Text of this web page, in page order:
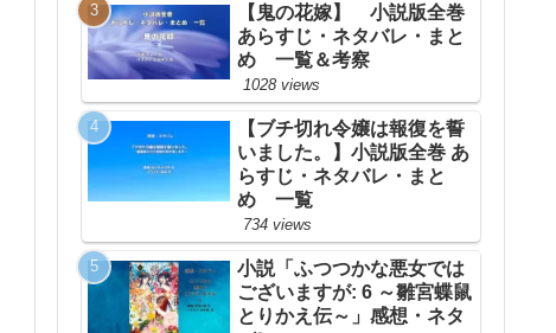
【鬼の花嫁】 小説版全巻
あらすじ・ネタバレ・まと
め 一覧＆考察
1028 views
【ブチ切れ令嬢は報復を誓
いました。】小説版全巻 あ
らすじ・ネタバレ・まと
め 一覧
734 views
小説「ふつつかな悪女では
ございますが: 6 ～雛宮蝶鼠
とりかえ伝～」感想・ネタ